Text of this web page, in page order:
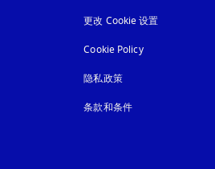
更改 Cookie 设置
Cookie Policy在新选项卡中打开
隐私政策在新选项卡中打开
条款和条件